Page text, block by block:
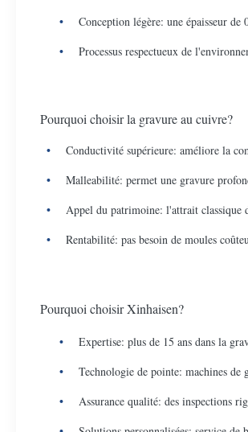
Conception légère: une épaisseur
Processus respectueux de
Pourquoi choisir la gravure au cuivre?
Conductivité supérieure: améliore la
Malleabilité: permet une gravure
Appel du patrimoine: l'attrait classique
Rentabilité: pas besoin de moules
Pourquoi choisir Xinhaisen?
Expertise: plus de 15 ans dans la
Technologie de pointe: machines
Assurance qualité: des inspections